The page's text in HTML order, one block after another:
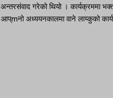
गरेको थियो । कार्यक्रममा
अध्ययनकालमा वाने लाय्कुको